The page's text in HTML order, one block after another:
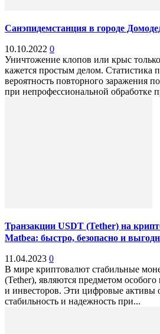
Санэпидемстанция в городе
10.10.2022 0
Уничтожение клопов или крыс
кажется простым делом. Статистика
вероятность повторного заражения
при непрофессиональной обработке
Транзакции USDT (Tether) на
Matbea: быстро, безопасно и
11.04.2023 0
В мире криптовалют стабильные
(Tether), являются предметом особого
и инвесторов. Эти цифровые активы
стабильность и надежность при...